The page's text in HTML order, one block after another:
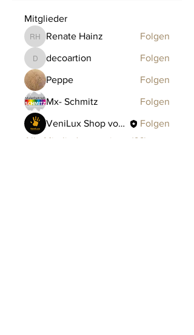
Mitglieder
Renate Hainz
Renate Hainz Folgen
decoartion
decoartion Folgen
Peppe Folgen
Mx- Schmitz Folgen
VeniLux Shop von TRENDZEMENT
Folgen
Alle Mitglieder anzeigen (66)